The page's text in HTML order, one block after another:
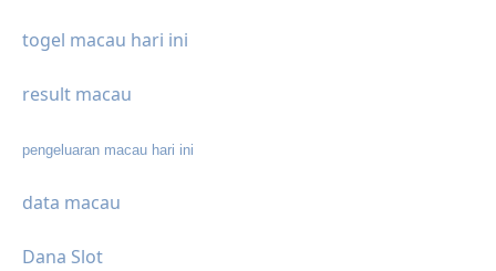
togel macau hari ini
result macau
pengeluaran macau hari ini
data macau
Dana Slot